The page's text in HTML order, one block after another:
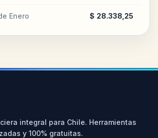
Enero $ 28.338,25
integral para Chile. Herramientas
y 100% gratuitas.